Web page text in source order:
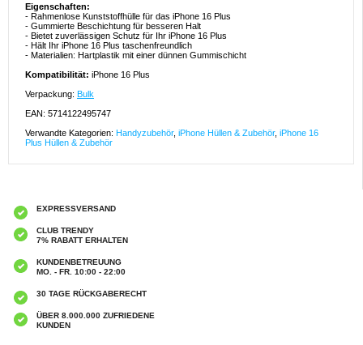
Eigenschaften:
- Rahmenlose Kunststoffhülle für das iPhone 16 Plus
- Gummierte Beschichtung für besseren Halt
- Bietet zuverlässigen Schutz für Ihr iPhone 16 Plus
- Hält Ihr iPhone 16 Plus taschenfreundlich
- Materialien: Hartplastik mit einer dünnen Gummischicht
Kompatibilität: iPhone 16 Plus
Verpackung: Bulk
EAN: 5714122495747
Verwandte Kategorien: Handyzubehör, iPhone Hüllen & Zubehör, iPhone 16
Plus Hüllen & Zubehör
EXPRESSVERSAND
CLUB TRENDY
7% RABATT ERHALTEN
KUNDENBETREUUNG
MO. - FR. 10:00 - 22:00
30 TAGE RÜCKGABERECHT
ÜBER 8.000.000 ZUFRIEDENE
KUNDEN